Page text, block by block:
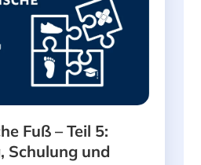
Fuß – Teil 5:
Schulung und